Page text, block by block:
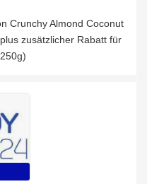
Crunchy Almond Coconut
zusätzlicher Rabatt für